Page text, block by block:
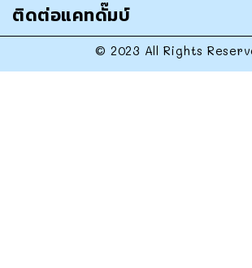
ติดต่อแคทดั๊มบ์
© 2023 All Rights